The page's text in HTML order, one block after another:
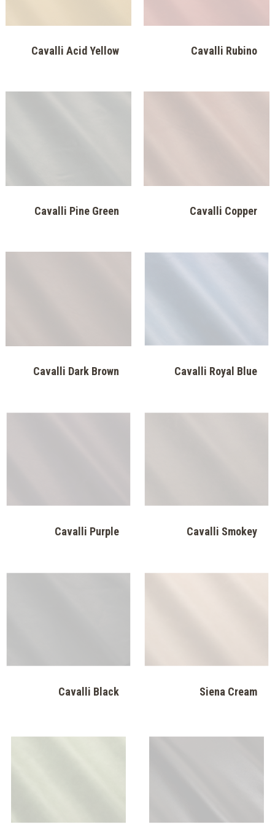
Cavalli Acid Yellow Cavalli Rubino
Cavalli Pine Green Cavalli Copper
Cavalli Dark Brown Cavalli Royal Blue
Cavalli Purple Cavalli Smokey
Cavalli Black Siena Cream